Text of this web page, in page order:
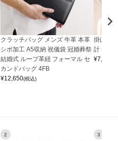
クラッチバッグ メンズ 牛革 本革
シボ加工 A5収納 祝儀袋 冠婚葬祭
結婚式 ループ革紐 フォーマル セ
カンドバッグ 4FB
¥12,650(税込)
掛け時
計
¥7,150
2 3